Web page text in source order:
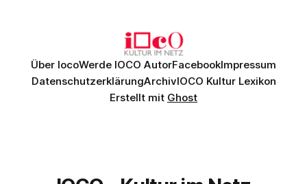
Über IocoWerde IOCO AutorFacebookImpressum
DatenschutzerklärungArchivIOCO Kultur Lexikon
Erstellt mit Ghost